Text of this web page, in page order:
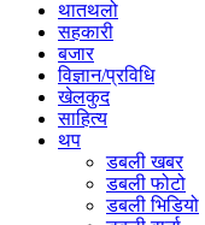
थातथलो
सहकारी
बजार
विज्ञान/प्रविधि
खेलकुद
साहित्य
थप
डबली खबर
डबली फोटो
डबली भिडियो